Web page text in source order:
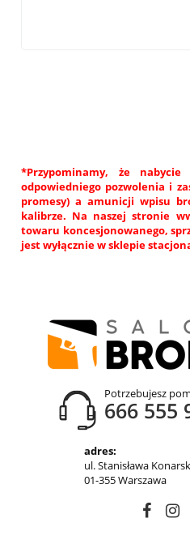
*Przypominamy, że
odpowiedniego pozwolenia i
promesy) a amunicji wpisu
kalibrze. Na naszej stronie
towaru koncesjonowanego,
jest wyłącznie w sklepie
Potrzebujesz
666 555
adres:
ul. Stanisława
01-355 Warszawa